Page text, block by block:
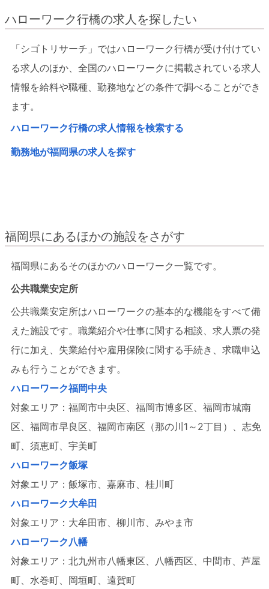
ハローワーク行橋の求人を探したい
「シゴトリサーチ」ではハローワーク行橋が受け付けてい
る求人のほか、全国のハローワークに掲載されている求人
情報を給料や職種、勤務地などの条件で調べることができ
ます。
ハローワーク行橋の求人情報を検索する
勤務地が福岡県の求人を探す
福岡県にあるほかの施設をさがす
福岡県にあるそのほかのハローワーク一覧です。
公共職業安定所
公共職業安定所はハローワークの基本的な機能をすべて備
えた施設です。職業紹介や仕事に関する相談、求人票の発
行に加え、失業給付や雇用保険に関する手続き、求職申込
みも行うことができます。
ハローワーク福岡中央
対象エリア：福岡市中央区、福岡市博多区、福岡市城南
区、福岡市早良区、福岡市南区（那の川1～2丁目）、志免
町、須恵町、宇美町
ハローワーク飯塚
対象エリア：飯塚市、嘉麻市、桂川町
ハローワーク大牟田
対象エリア：大牟田市、柳川市、みやま市
ハローワーク八幡
対象エリア：北九州市八幡東区、八幡西区、中間市、芦屋
町、水巻町、岡垣町、遠賀町